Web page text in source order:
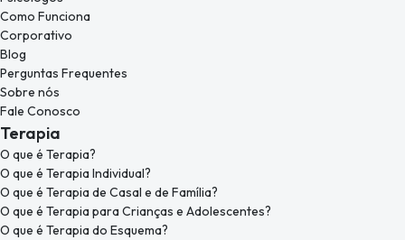
Como Funciona
Corporativo
Blog
Perguntas Frequentes
Sobre nós
Fale Conosco
Terapia
O que é Terapia?
O que é Terapia Individual?
O que é Terapia de Casal e de Família?
O que é Terapia para Crianças e Adolescentes?
O que é Terapia do Esquema?